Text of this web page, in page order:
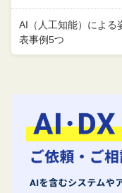
AI（人工知能）による
表事例5つ